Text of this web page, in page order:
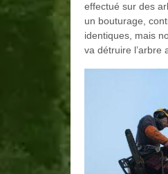
effectué sur des
un bouturage,
identiques, mais
va détruire l’arbre